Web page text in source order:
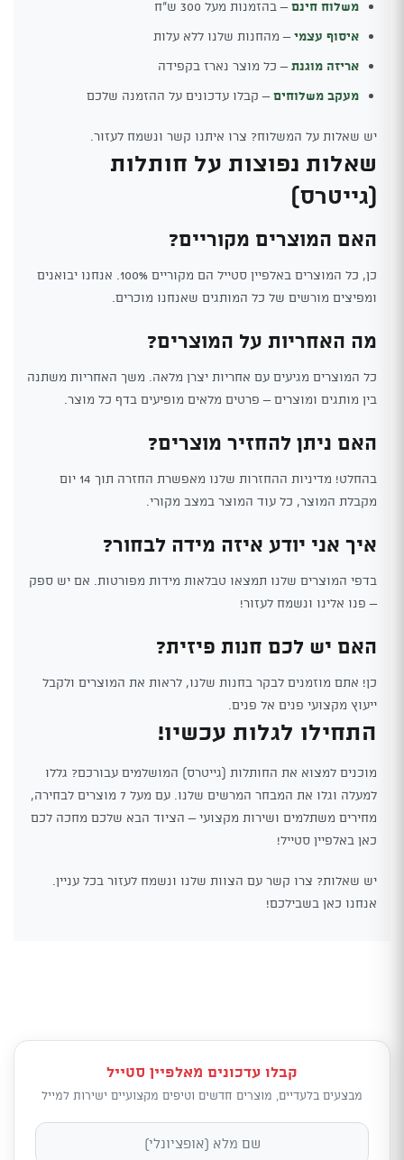
משלוח חינם– בהזמנות מעל 300 ש"ח
איסוף עצמי– מהחנות שלנו ללא עלות
אריזה מוגנת– כל מוצר נארז בקפידה
מעקב משלוחים– קבלו עדכונים על ההזמנה שלכם
יש שאלות על המשלוח? צרו איתנו קשר ונשמח לעזור.
שאלות נפוצות על חותלות
(גייטרס)
האם המוצרים מקוריים?
כן, כל המוצרים באלפיין סטייל הם מקוריים 100%. אנחנו יבואנים
ומפיצים מורשים של כל המותגים שאנחנו מוכרים.
מה האחריות על המוצרים?
כל המוצרים מגיעים עם אחריות יצרן מלאה. משך האחריות משתנה
בין מותגים ומוצרים – פרטים מלאים מופיעים בדף כל מוצר.
האם ניתן להחזיר מוצרים?
בהחלט! מדיניות ההחזרות שלנו מאפשרת החזרה תוך 14 יום
מקבלת המוצר, כל עוד המוצר במצב מקורי.
איך אני יודע איזה מידה לבחור?
בדפי המוצרים שלנו תמצאו טבלאות מידות מפורטות. אם יש ספק
– פנו אלינו ונשמח לעזור!
האם יש לכם חנות פיזית?
כן! אתם מוזמנים לבקר בחנות שלנו, לראות את המוצרים ולקבל
ייעוץ מקצועי פנים אל פנים.
התחילו לגלות עכשיו!
מוכנים למצוא את החותלות (גייטרס) המושלמים עבורכם? גללו
למעלה וגלו את המבחר המרשים שלנו. עם מעל 7 מוצרים לבחירה,
מחירים משתלמים ושירות מקצועי – הציוד הבא שלכם מחכה לכם
כאן באלפיין סטייל!
יש שאלות? צרו קשר עם הצוות שלנו ונשמח לעזור בכל עניין.
אנחנו כאן בשבילכם!
קבלו עדכונים מאלפיין סטייל
מבצעים בלעדיים, מוצרים חדשים וטיפים מקצועיים ישירות למייל